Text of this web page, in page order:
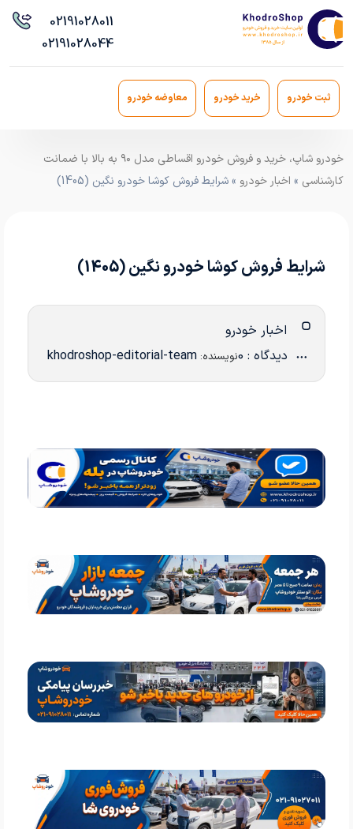
02191028011
02191028044
ثبت خودرو خرید خودرو معاوضه خودرو
خودرو شاپ، خرید و فروش خودرو اقساطی مدل ۹۰ به بالا با ضمانت
کارشناسی » اخبار خودرو » شرایط فروش کوشا خودرو نگین (1405)
شرایط فروش کوشا خودرو نگین (1405)
اخبار خودرو
دیدگاه : 0 نویسنده: khodroshop-editorial-team